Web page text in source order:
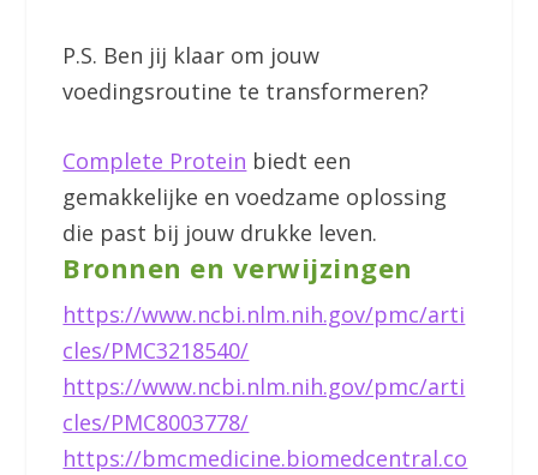
P.S. Ben jij klaar om jouw
voedingsroutine te transformeren?
Complete Protein biedt een
gemakkelijke en voedzame oplossing
die past bij jouw drukke leven.
Bronnen en verwijzingen
https://www.ncbi.nlm.nih.gov/pmc/arti
cles/PMC3218540/
https://www.ncbi.nlm.nih.gov/pmc/arti
cles/PMC8003778/
https://bmcmedicine.biomedcentral.co